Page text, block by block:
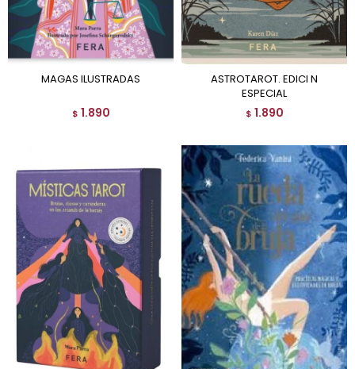
MAGAS ILUSTRADAS
$ 1.890
ASTROTAROT. EDICI N
ESPECIAL
$ 1.890